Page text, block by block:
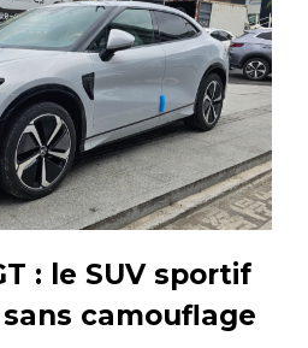
: le SUV sportif
camouflage